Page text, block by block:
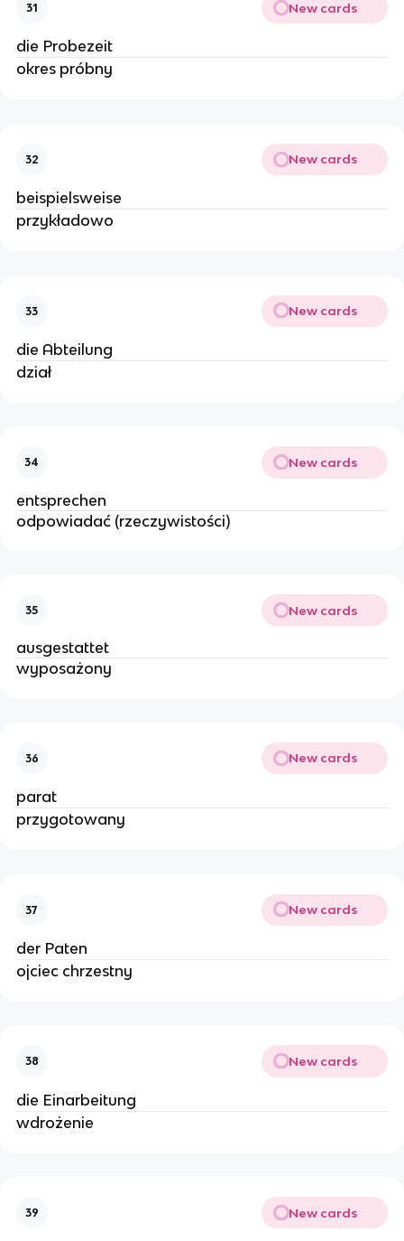
31 New cards
die Probezeit
okres próbny
32 New cards
beispielsweise
przykładowo
33 New cards
die Abteilung
dział
34 New cards
entsprechen
odpowiadać (rzeczywistości)
35 New cards
ausgestattet
wyposażony
36 New cards
parat
przygotowany
37 New cards
der Paten
ojciec chrzestny
38 New cards
die Einarbeitung
wdrożenie
39 New cards